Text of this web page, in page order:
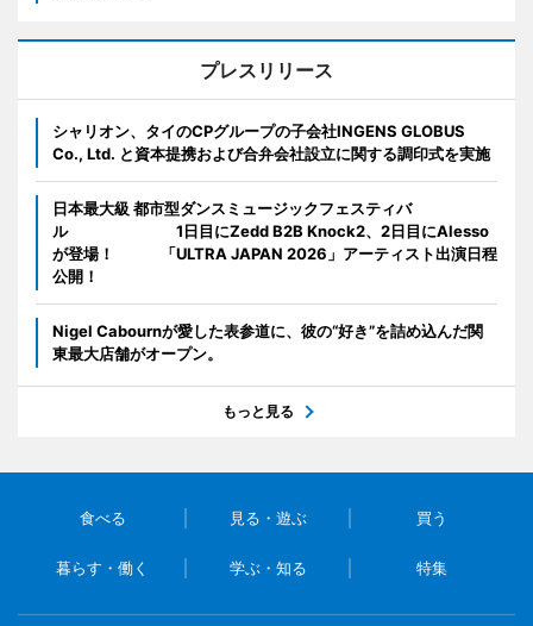
プレスリリース
シャリオン、タイのCPグループの子会社INGENS GLOBUS
Co., Ltd. と資本提携および合弁会社設立に関する調印式を実施
日本最大級 都市型ダンスミュージックフェスティバ
ル 1日目にZedd B2B Knock2、2日目にAlesso
が登場！ 「ULTRA JAPAN 2026」アーティスト出演日程
公開！
Nigel Cabournが愛した表参道に、彼の“好き”を詰め込んだ関
東最大店舗がオープン。
もっと見る
食べる 見る・遊ぶ 買う
暮らす・働く 学ぶ・知る 特集